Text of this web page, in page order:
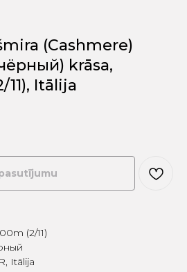
(Cashmere)
krāsa,
11), Itālija
(2/11)
Itālija